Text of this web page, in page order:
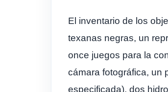
El inventario de los
texanas negras, un
once juegos para la
cámara fotográfica, un
especificada), dos